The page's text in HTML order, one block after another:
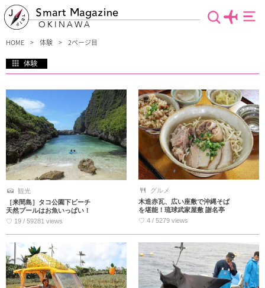
Smart Magazine
OKINAWA
HOME 体験 2ページ目
体験
ュノーケリングや、ダイビング、自然の中をカヤックや自分の足で探索するネイチ
ャー体験。シーサーを作ったり、琉球ガラス体験など様々な体験メニューをご紹介
します。
観光
［来間島］タコ公園下ビーチ
天然プールはお魚いっぱい！
♡ 19 / 59281 views
グルメ
木造赤瓦、広い座敷で沖縄そば
を堪能！琉球武家屋敷 謝名亭
♡ 4 / 5279 views